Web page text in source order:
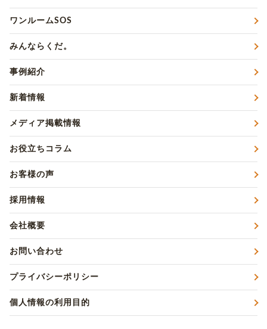
ワンルームSOS
みんならくだ。
事例紹介
新着情報
メディア掲載情報
お役立ちコラム
お客様の声
採用情報
会社概要
お問い合わせ
プライバシーポリシー
個人情報の利用目的